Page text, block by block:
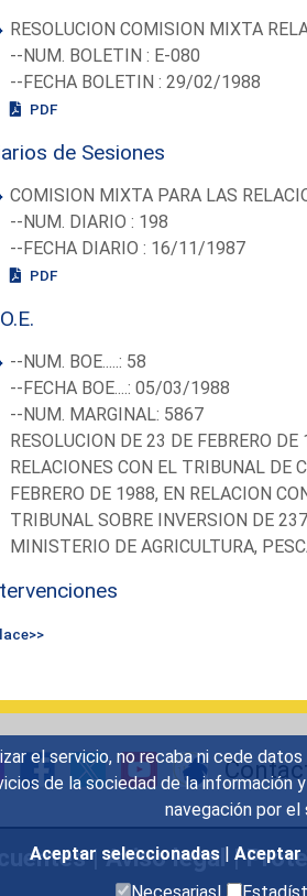
el servicio, no recaba ni cede
de la sociedad de la
navegación por el
Aceptar seleccionadas | Aceptar
RESOLUCION COMISION MIXTA
--NUM. BOLETIN : E-080
--FECHA BOLETIN : 29/02/1988
PDF
de Sesiones
COMISION MIXTA PARA LAS
--NUM. DIARIO : 198
--FECHA DIARIO : 16/11/1987
PDF
--NUM. BOE.....: 58
--FECHA BOE....: 05/03/1988
--NUM. MARGINAL: 5867
RESOLUCION DE 23 DE FEBRERO
RELACIONES CON EL TRIBUNAL DE
FEBRERO DE 1988, EN RELACION
TRIBUNAL SOBRE INVERSION DE
MINISTERIO DE AGRICULTURA,
|Aviso legal|